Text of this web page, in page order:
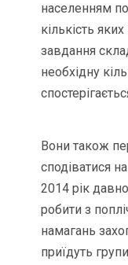
населенням
кількість
завдання
необхідну
Вони також
сподіватися
2014 рік
робити з
намагань
приїдуть